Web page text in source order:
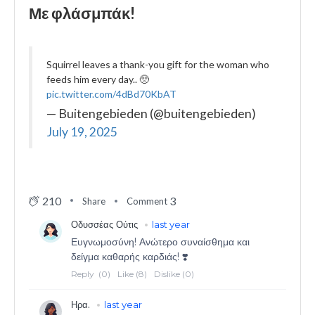
Με φλάσμπάκ!
Squirrel leaves a thank-you gift for the woman who
feeds him every day.. 🥺
pic.twitter.com/4dBd70KbAT
— Buitengebieden (@buitengebieden)
July 19, 2025
210 Share Comment 3